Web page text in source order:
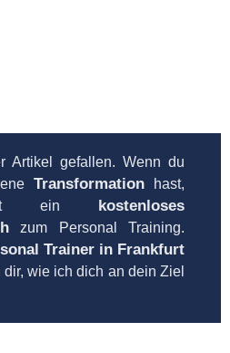
Artikel gefallen. Wenn du
Transformationhast,
ein kostenloses
zum Personal Training.
Trainer in Frankfurt
wie ich dich an dein Ziel